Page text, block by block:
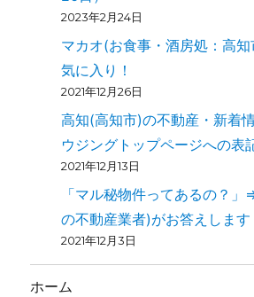
2023年2月24日
マカオ(お食事・酒房処：高
気に入り！
2021年12月26日
高知(高知市)の不動産・新着
ウジングトップページへの表
2021年12月13日
「マル秘物件ってあるの？
の不動産業者)がお答えします
2021年12月3日
ホーム